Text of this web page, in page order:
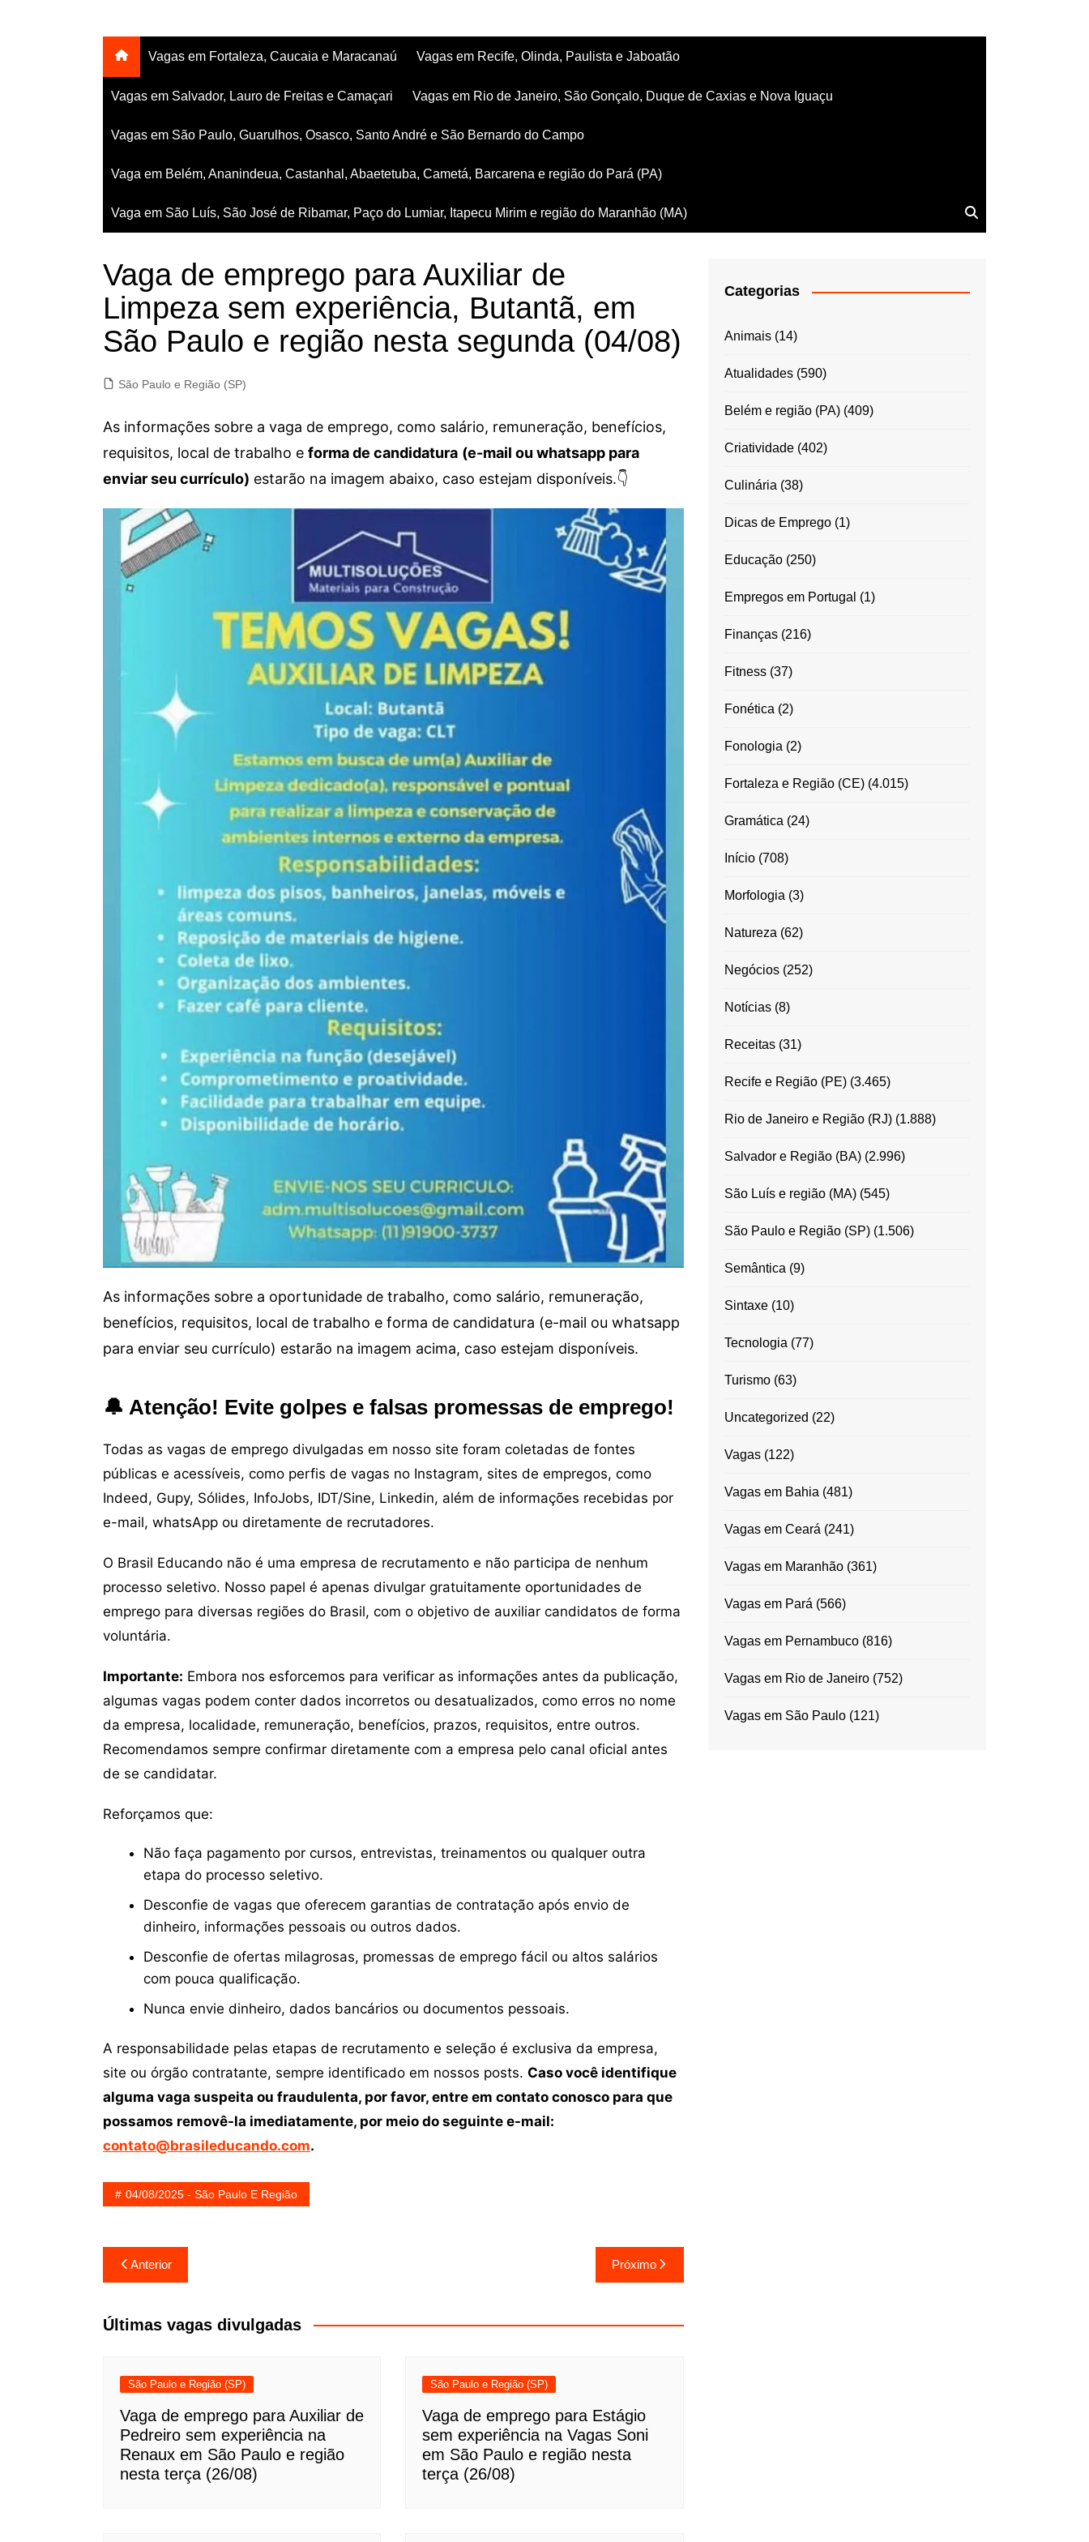
Vagas em Fortaleza, Caucaia e Maracanaú Vagas em Recife, Olinda, Paulista e Jaboatão
Vagas em Salvador, Lauro de Freitas e Camaçari Vagas em Rio de Janeiro, São Gonçalo, Duque de Caxias e Nova Iguaçu
Vagas em São Paulo, Guarulhos, Osasco, Santo André e São Bernardo do Campo
Vaga em Belém, Ananindeua, Castanhal, Abaetetuba, Cametá, Barcarena e região do Pará (PA)
Vaga em São Luís, São José de Ribamar, Paço do Lumiar, Itapecu Mirim e região do Maranhão (MA)
Vaga de emprego para Auxiliar de
Limpeza sem experiência, Butantã, em
São Paulo e região nesta segunda (04/08)
São Paulo e Região (SP)
As informações sobre a vaga de emprego, como salário, remuneração, benefícios,
requisitos, local de trabalho e forma de candidatura (e-mail ou whatsapp para
enviar seu currículo) estarão na imagem abaixo, caso estejam disponíveis.👇
As informações sobre a oportunidade de trabalho, como salário, remuneração,
benefícios, requisitos, local de trabalho e forma de candidatura (e-mail ou whatsapp
para enviar seu currículo) estarão na imagem acima, caso estejam disponíveis.
🔔 Atenção! Evite golpes e falsas promessas de emprego!
Todas as vagas de emprego divulgadas em nosso site foram coletadas de fontes
públicas e acessíveis, como perfis de vagas no Instagram, sites de empregos, como
Indeed, Gupy, Sólides, InfoJobs, IDT/Sine, Linkedin, além de informações recebidas por
e-mail, whatsApp ou diretamente de recrutadores.
O Brasil Educando não é uma empresa de recrutamento e não participa de nenhum
processo seletivo. Nosso papel é apenas divulgar gratuitamente oportunidades de
emprego para diversas regiões do Brasil, com o objetivo de auxiliar candidatos de forma
voluntária.
Importante: Embora nos esforcemos para verificar as informações antes da publicação,
algumas vagas podem conter dados incorretos ou desatualizados, como erros no nome
da empresa, localidade, remuneração, benefícios, prazos, requisitos, entre outros.
Recomendamos sempre confirmar diretamente com a empresa pelo canal oficial antes
de se candidatar.
Reforçamos que:
Não faça pagamento por cursos, entrevistas, treinamentos ou qualquer outra
etapa do processo seletivo.
Desconfie de vagas que oferecem garantias de contratação após envio de
dinheiro, informações pessoais ou outros dados.
Desconfie de ofertas milagrosas, promessas de emprego fácil ou altos salários
com pouca qualificação.
Nunca envie dinheiro, dados bancários ou documentos pessoais.
A responsabilidade pelas etapas de recrutamento e seleção é exclusiva da empresa,
site ou órgão contratante, sempre identificado em nossos posts. Caso você identifique
alguma vaga suspeita ou fraudulenta, por favor, entre em contato conosco para que
possamos removê-la imediatamente, por meio do seguinte e-mail:
contato@brasileducando.com.
04/08/2025 - São Paulo E Região
Navegação
de
Post
Anterior Próximo
Últimas vagas divulgadas
São Paulo e Região (SP)
Vaga de emprego para Auxiliar de
Pedreiro sem experiência na
Renaux em São Paulo e região
nesta terça (26/08)
São Paulo e Região (SP)
Vaga de emprego para Estágio
sem experiência na Vagas Soni
em São Paulo e região nesta
terça (26/08)
Categorias
Animais(14)
Atualidades(590)
Belém e região (PA)(409)
Criatividade(402)
Culinária (38)
Dicas de Emprego(1)
Educação(250)
Empregos em Portugal (1)
Finanças(216)
Fitness(37)
Fonética (2)
Fonologia (2)
Fortaleza e Região (CE)(4.015)
Gramática (24)
Início(708)
Morfologia (3)
Natureza (62)
Negócios(252)
Notícias(8)
Receitas(31)
Recife e Região (PE)(3.465)
Rio de Janeiro e Região (RJ)(1.888)
Salvador e Região (BA)(2.996)
São Luís e região (MA)(545)
São Paulo e Região (SP)(1.506)
Semântica (9)
Sintaxe(10)
Tecnologia (77)
Turismo(63)
Uncategorized (22)
Vagas(122)
Vagas em Bahia (481)
Vagas em Ceará (241)
Vagas em Maranhão(361)
Vagas em Pará (566)
Vagas em Pernambuco(816)
Vagas em Rio de Janeiro(752)
Vagas em São Paulo(121)